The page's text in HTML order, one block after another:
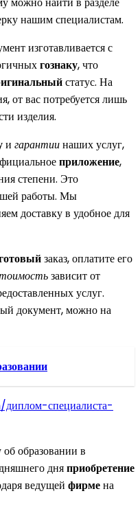
нашим специалистам.
изготавливается с
гознаку, что
статус. На
от вас потребуется лишь
изделия.
и гарантиинаших услуг,
приложение,
степени. Это
работы. Мы
доставку в удобное для
заказ, оплатите его
зависит от
услуг.
документ, можно на
специалиста-
об образовании в
дняприобретение
ведущей фирмена